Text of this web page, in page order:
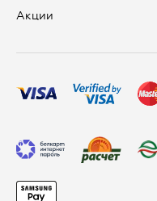
Aкции